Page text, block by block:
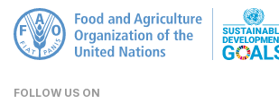
FOLLOW US ON